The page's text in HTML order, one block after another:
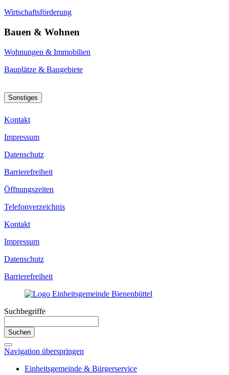
Wirtschaftsförderung
Bauen & Wohnen
Wohnungen & Immobilien
Bauplätze & Baugebiete
Sonstiges
Kontakt
Impressum
Datenschutz
Barrierefreiheit
Öffnungszeiten
Telefonverzeichnis
Kontakt
Impressum
Datenschutz
Barrierefreiheit
Suchbegriffe
Suchen
Navigation überspringen
Einheitsgemeinde & Bürgerservice